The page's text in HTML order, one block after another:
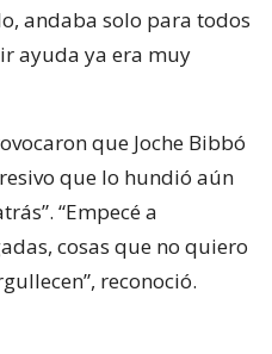
andaba solo para todos
ayuda ya era muy
que Joche Bibbó
que lo hundió aún
“Empecé a
cosas que no quiero
reconoció.